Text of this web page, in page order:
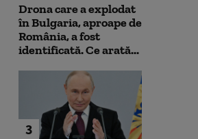
Drona care a explodat
în Bulgaria, aproape de
România, a fost
identificată. Ce arată...
3